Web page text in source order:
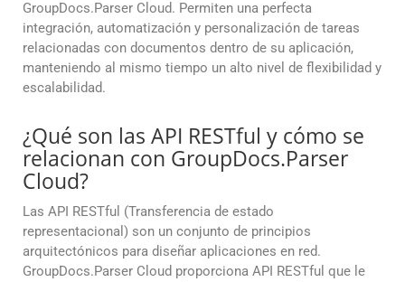
GroupDocs.Parser Cloud. Permiten una perfecta
integración, automatización y personalización de tareas
relacionadas con documentos dentro de su aplicación,
manteniendo al mismo tiempo un alto nivel de flexibilidad y
escalabilidad.
¿Qué son las API RESTful y cómo se
relacionan con GroupDocs.Parser
Cloud?
Las API RESTful (Transferencia de estado
representacional) son un conjunto de principios
arquitectónicos para diseñar aplicaciones en red.
GroupDocs.Parser Cloud proporciona API RESTful que le